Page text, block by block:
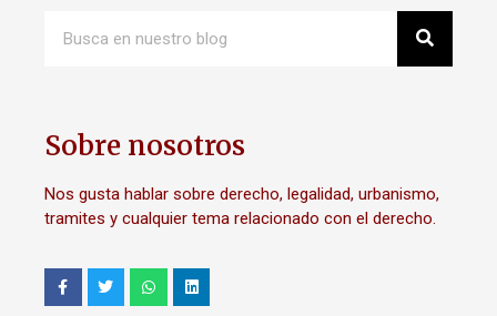
Sobre nosotros
Nos gusta hablar sobre derecho, legalidad, urbanismo,
tramites y cualquier tema relacionado con el derecho.